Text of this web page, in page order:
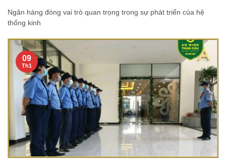
Ngân hàng đóng vai trò quan trọng trong sự phát triển của hệ
thống kinh
09
Th1